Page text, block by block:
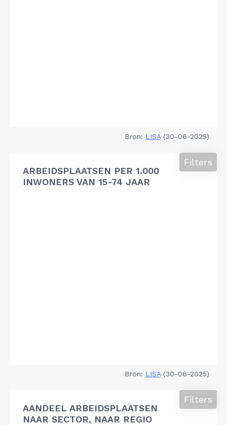
Bron: LISA(30-06-2025)
ARBEIDSPLAATSEN PER 1.000
INWONERS VAN 15-74 JAAR
Filters
Bron: LISA(30-06-2025)
AANDEEL ARBEIDSPLAATSEN
NAAR SECTOR, NAAR REGIO
Filters